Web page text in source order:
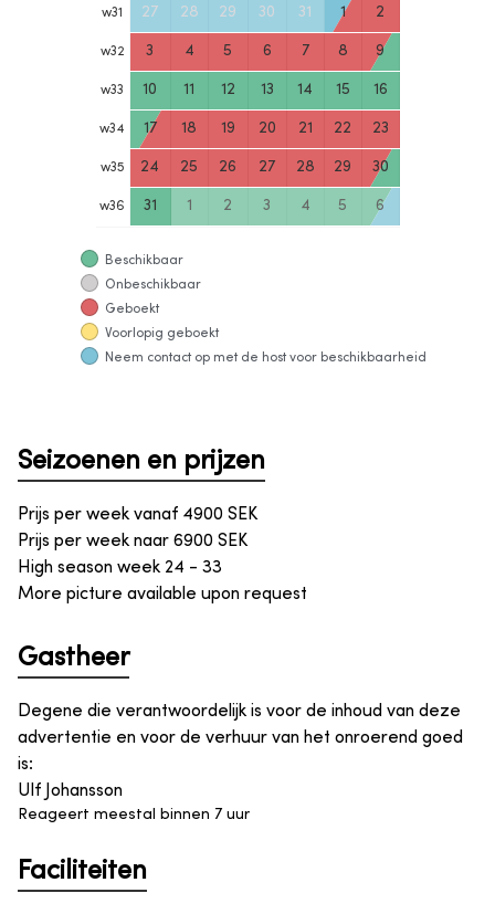
w31 27 28 29 30 31 1 2
w32 3 4 5 6 7 8 9
w33 10 11 12 13 14 15 16
w34 17 18 19 20 21 22 23
w35 24 25 26 27 28 29 30
w36 31 1 2 3 4 5 6
Beschikbaar
Onbeschikbaar
Geboekt
Voorlopig geboekt
Neem contact op met de host voor beschikbaarheid
Seizoenen en prijzen
Prijs per week vanaf 4900 SEK
Prijs per week naar 6900 SEK
High season week 24 - 33
More picture available upon request
Gastheer
Degene die verantwoordelijk is voor de inhoud van deze
advertentie en voor de verhuur van het onroerend goed
is:
Ulf Johansson
Reageert meestal binnen 7 uur
Faciliteiten